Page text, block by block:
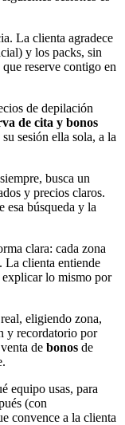
La clienta agradece
y los packs, sin
reserve contigo en
de depilación
de cita y bonos
sesión ella sola, a la
busca un
y precios claros.
esa búsqueda y la
clara: cada zona
La clienta entiende
explicar lo mismo por
eligiendo zona,
y recordatorio por
de bonos de
equipo usas, para
(con
convence a la clienta